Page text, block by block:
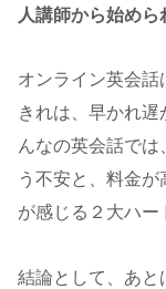
人講師から始めら
オンライン英会
きれは、早かれ
んなの英会話で
う不安と、料金
が感じる２大ハー
結論として、あと